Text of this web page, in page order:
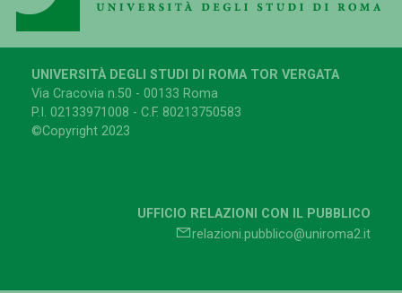
UNIVERSITÀ DEGLI STUDI DI ROMA TOR VERGATA
Via Cracovia n.50 - 00133 Roma
P.I. 02133971008 - C.F. 80213750583
©Copyright 2023
UFFICIO RELAZIONI CON IL PUBBLICO
relazioni.pubblico@uniroma2.it